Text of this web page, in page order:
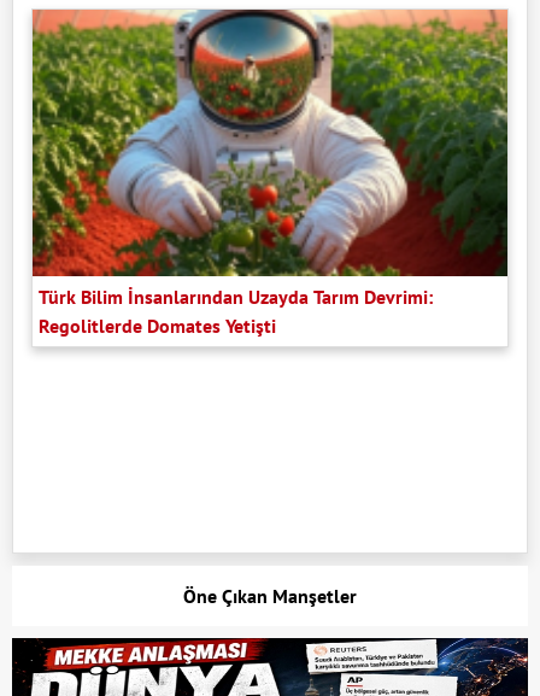
Türk Bilim İnsanlarından Uzayda Tarım Devrimi:
Regolitlerde Domates Yetişti
Öne Çıkan Manşetler